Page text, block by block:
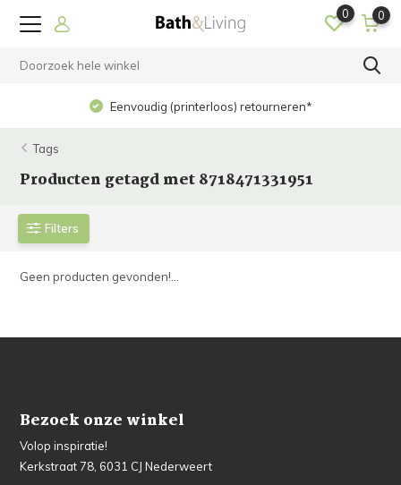
0 0
Eenvoudig (printerloos) retourneren*
Tags
Producten getagd met 8718471331951
Filters
Geen producten gevonden!...
Bezoek onze winkel
Volop inspiratie!
Kerkstraat 78, 6031 CJ Nederweert